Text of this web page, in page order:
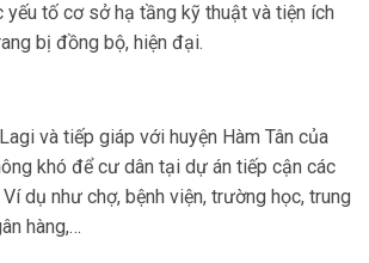
yếu tố cơ sở hạ tầng kỹ thuật và tiện ích
bị đồng bộ, hiện đại.
và tiếp giáp với huyện Hàm Tân của
khó để cư dân tại dự án tiếp cận các
dụ như chợ, bệnh viện, trường học, trung
hàng,…